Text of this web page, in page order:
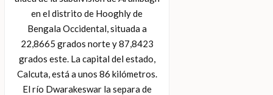
en el distrito de Hooghly de
Bengala Occidental, situada a
22,8665 grados norte y 87,8423
grados este. La capital del estado,
Calcuta, está a unos 86 kilómetros.
El río Dwarakeswar la separa de